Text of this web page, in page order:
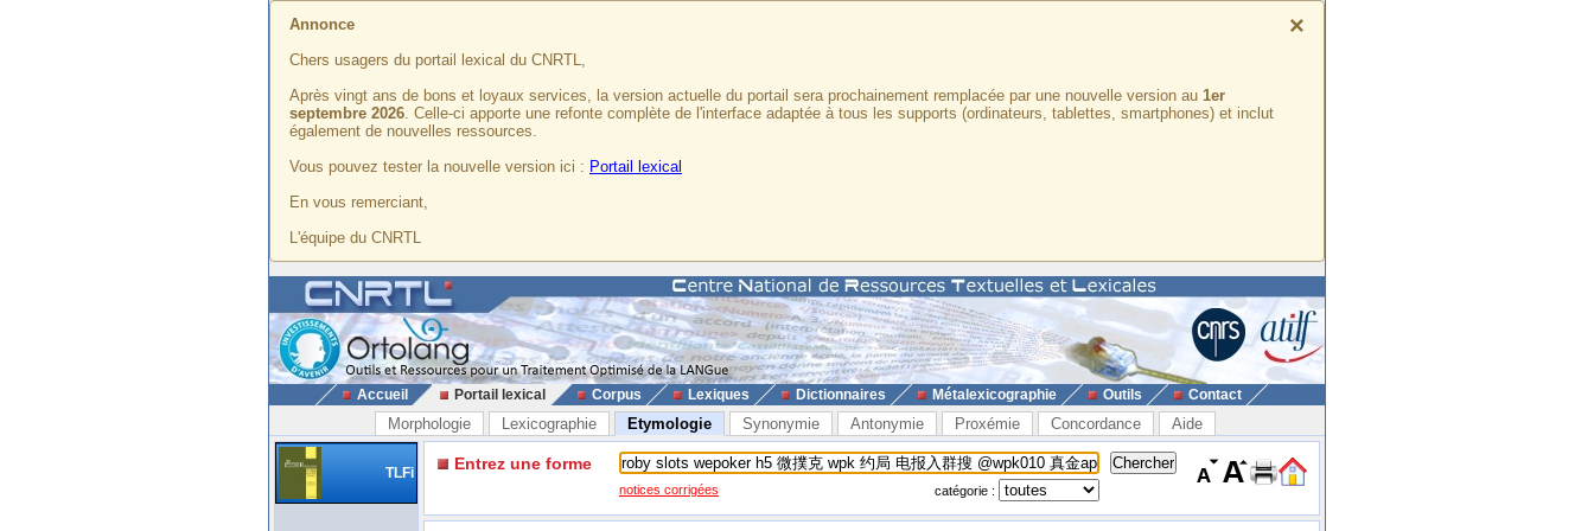
×
Annonce
Chers usagers du portail lexical du CNRTL,
Après vingt ans de bons et loyaux services, la version actuelle du portail sera prochainement remplacée par une nouvelle version au 1er
septembre 2026. Celle-ci apporte une refonte complète de l'interface adaptée à tous les supports (ordinateurs, tablettes, smartphones) et inclut
également de nouvelles ressources.
Vous pouvez tester la nouvelle version ici : Portail lexical
En vous remerciant,
L'équipe du CNRTL
Accueil Portail lexical Corpus Lexiques Dictionnaires Métalexicographie Outils Contact
Morphologie Lexicographie Etymologie Synonymie Antonymie Proxémie Concordance Aide
TLFi Entrez une forme
notices corrigées catégorie :